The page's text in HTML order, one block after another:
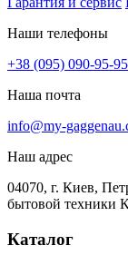
Наши телефоны
+38 (095) 090-95-95
Наша почта
info@my-
Наш адрес
04070, г. Киев,
бытовой
Каталог